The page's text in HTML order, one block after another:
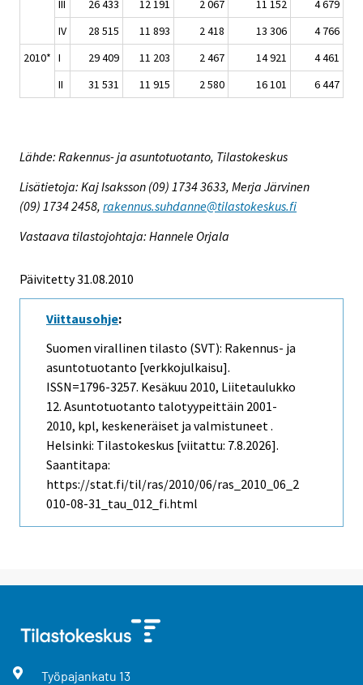
III
26 433 12 191 2 067 11 152
4 679
IV
28 515 11 893 2 418 13 306
4 766
2010* I 29 409 11 203 2 467 14 921
4 461
II
31 531 11 915 2 580 16 101 6 447
Lähde: Rakennus- ja asuntotuotanto, Tilastokeskus
Lisätietoja: Kaj Isaksson (09) 1734 3633, Merja Järvinen
(09) 1734 2458, rakennus.suhdanne@tilastokeskus.fi
Vastaava tilastojohtaja: Hannele Orjala
Päivitetty 31.08.2010
Viittausohje:
Suomen virallinen tilasto (SVT): Rakennus- ja
asuntotuotanto [verkkojulkaisu].
ISSN=1796-3257. Kesäkuu 2010, Liitetaulukko
12. Asuntotuotanto talotyypeittäin 2001-
2010, kpl, keskeneräiset ja valmistuneet .
Helsinki: Tilastokeskus [viitattu: 7.8.2026].
Saantitapa:
https://stat.fi/til/ras/2010/06/ras_2010_06_2
010-08-31_tau_012_fi.html
Työpajankatu 13